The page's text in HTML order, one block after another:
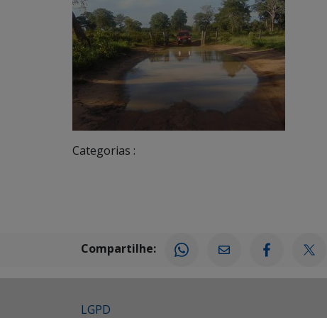
Categorias :
Compartilhe:
LGPD